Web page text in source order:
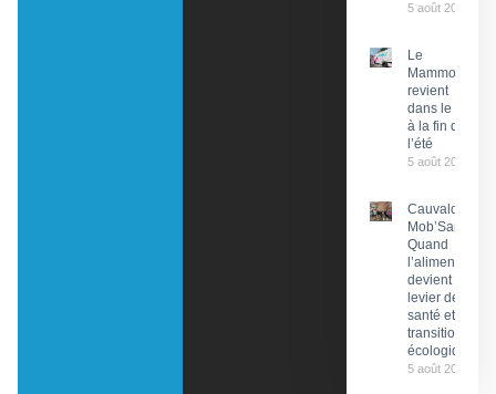
5 août 2026
Le
Mammobile
revient
dans le Lot
à la fin de
l’été
5 août 2026
Cauvaldor –
Mob’Santé :
Quand
l’alimentation
devient un
levier de
santé et de
transition
écologique
5 août 2026